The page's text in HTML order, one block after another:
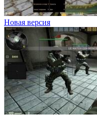
Новая версия